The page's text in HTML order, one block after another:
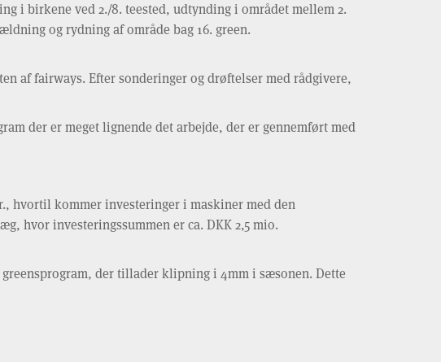
i birkene ved 2./8. teested, udtynding i området mellem 2.
og rydning af område bag 16. green.
af fairways. Efter sonderinger og drøftelser med rådgivere,
der er meget lignende det arbejde, der er gennemført med
hvortil kommer investeringer i maskiner med den
hvor investeringssummen er ca. DKK 2,5 mio.
der tillader klipning i 4mm i sæsonen. Dette